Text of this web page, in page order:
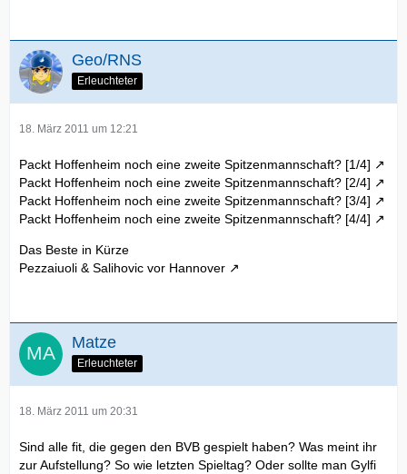
Geo/RNS
Erleuchteter
18. März 2011 um 12:21
Packt Hoffenheim noch eine zweite Spitzenmannschaft? [1/4]
Packt Hoffenheim noch eine zweite Spitzenmannschaft? [2/4]
Packt Hoffenheim noch eine zweite Spitzenmannschaft? [3/4]
Packt Hoffenheim noch eine zweite Spitzenmannschaft? [4/4]
Das Beste in Kürze
Pezzaiuoli & Salihovic vor Hannover
Matze
Erleuchteter
18. März 2011 um 20:31
Sind alle fit, die gegen den BVB gespielt haben? Was meint ihr
zur Aufstellung? So wie letzten Spieltag? Oder sollte man Gylfi